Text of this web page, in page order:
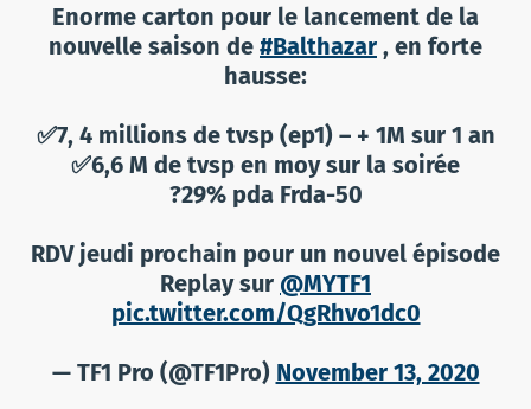
Enorme carton pour le lancement de la
nouvelle saison de #Balthazar , en forte
hausse:
✅7, 4 millions de tvsp (ep1) – + 1M sur 1 an
✅6,6 M de tvsp en moy sur la soirée
?29% pda Frda-50
RDV jeudi prochain pour un nouvel épisode
Replay sur @MYTF1
pic.twitter.com/QgRhvo1dc0
— TF1 Pro (@TF1Pro) November 13, 2020